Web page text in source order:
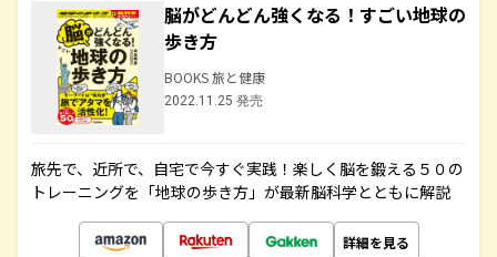
脳がどんどん強くなる！すごい地球の
歩き方
BOOKS 旅と健康
2022.11.25 発売
旅先で、近所で、自宅で今すぐ実践！楽しく脳を鍛える５０の
トレーニングを「地球の歩き方」が最新脳科学とともに解説
詳細を見る